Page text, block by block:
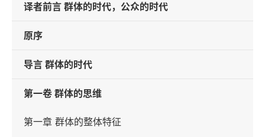
译者前言 群体的时代，公众的时代
原序
导言 群体的时代
第一卷 群体的思维
第一章 群体的整体特征